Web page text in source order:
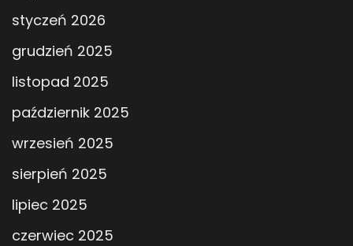
styczeń 2026
grudzień 2025
listopad 2025
październik 2025
wrzesień 2025
sierpień 2025
lipiec 2025
czerwiec 2025